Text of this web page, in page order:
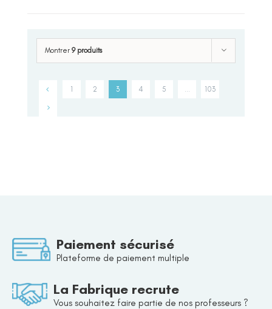
Montrer 9 produits
1 2 3 4 5 103
Paiement sécurisé
Plateforme de paiement multiple
La Fabrique recrute
Vous souhaitez faire partie de nos professeurs ?